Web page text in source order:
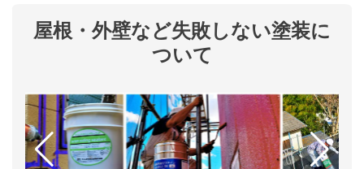
屋根・外壁など失敗しない塗装に
ついて